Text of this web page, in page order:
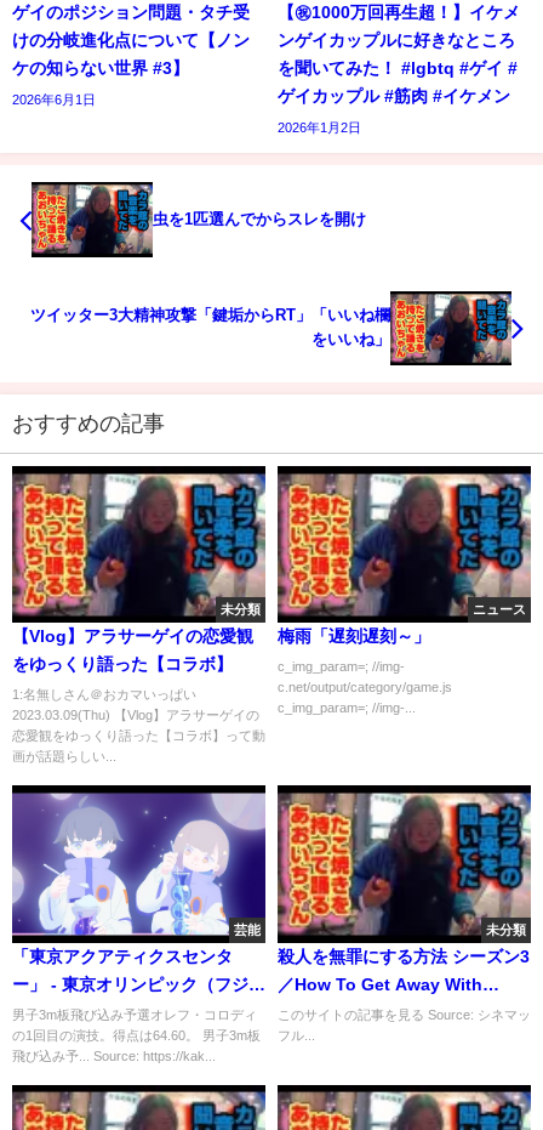
ゲイのポジション問題・タチ受
けの分岐進化点について【ノン
ケの知らない世界 #3】
2026年6月1日
【㊗️1000万回再生超！】イケメ
ンゲイカップルに好きなところ
を聞いてみた！ #lgbtq #ゲイ #
ゲイカップル #筋肉 #イケメン
2026年1月2日
虫を1匹選んでからスレを開け
ツイッター3大精神攻撃「鍵垢からRT」「いいね欄
をいいね」
おすすめの記事
未分類
【Vlog】アラサーゲイの恋愛観
をゆっくり語った【コラボ】
1:名無しさん＠おカマいっぱい
2023.03.09(Thu) 【Vlog】アラサーゲイの
恋愛観をゆっくり語った【コラボ】って動
画が話題らしい...
ニュース
梅雨「遅刻遅刻～」
c_img_param=; //img-
c.net/output/category/game.js
c_img_param=; //img-...
芸能
「東京アクアティクスセンタ
ー」 - 東京オリンピック（フジテ
レビ）
男子3m板飛び込み予選オレフ・コロディ
の1回目の演技。得点は64.60。 男子3m板
飛び込み予... Source: https://kak...
未分類
殺人を無罪にする方法 シーズン3
／How To Get Away With
Murder: Season 3 （第1話）
このサイトの記事を見る Source: シネマッ
フル...